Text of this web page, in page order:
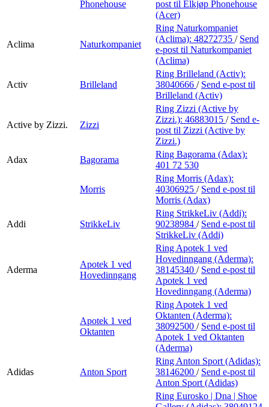
Phonehouse
post til Elkjøp Phonehouse
(Acer)
Aclima Naturkompaniet
Ring Naturkompaniet
(Aclima): 48272735 / Send
e-post til Naturkompaniet
(Aclima)
Activ Brilleland
Ring Brilleland (Activ):
38040666 / Send e-post til
Brilleland (Activ)
Active by Zizzi. Zizzi
Ring Zizzi (Active by
Zizzi.): 46883015 / Send e-
post til Zizzi (Active by
Zizzi.)
Adax
Bagorama
Ring Bagorama (Adax):
401 72 530
Morris
Ring Morris (Adax):
40306925 / Send e-post til
Morris (Adax)
Addi StrikkeLiv
Ring StrikkeLiv (Addi):
90238984 / Send e-post til
StrikkeLiv (Addi)
Aderma
Apotek 1 ved
Hovedinngang
Ring Apotek 1 ved
Hovedinngang (Aderma):
38145340 / Send e-post til
Apotek 1 ved
Hovedinngang (Aderma)
Apotek 1 ved
Oktanten
Ring Apotek 1 ved
Oktanten (Aderma):
38092500 / Send e-post til
Apotek 1 ved Oktanten
(Aderma)
Adidas Anton Sport
Ring Anton Sport (Adidas):
38146200 / Send e-post til
Anton Sport (Adidas)
Ring Eurosko | Dna | Shoe